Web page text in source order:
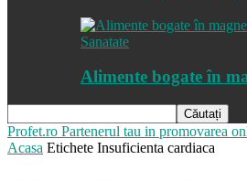
Sanatate
Alimente bogate în
Profet.ro Partenerul tau in promovarea
Acasa Etichete Insuficienta cardiaca